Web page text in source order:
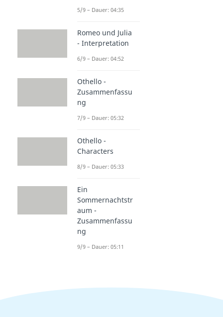
5/9 – Dauer: 04:35
Romeo und Julia
- Interpretation
6/9 – Dauer: 04:52
Othello -
Zusammenfassu
ng
7/9 – Dauer: 05:32
Othello -
Characters
8/9 – Dauer: 05:33
Ein
Sommernachtstr
aum -
Zusammenfassu
ng
9/9 – Dauer: 05:11